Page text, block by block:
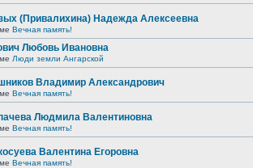
(Привалихина) Надежда Алексеевна
Вечная память!
Любовь Ивановна
Люди земли Ангарской
Владимир Александрович
Вечная память!
Людмила Валентиновна
Вечная память!
Валентина Егоровна
Вечная память!